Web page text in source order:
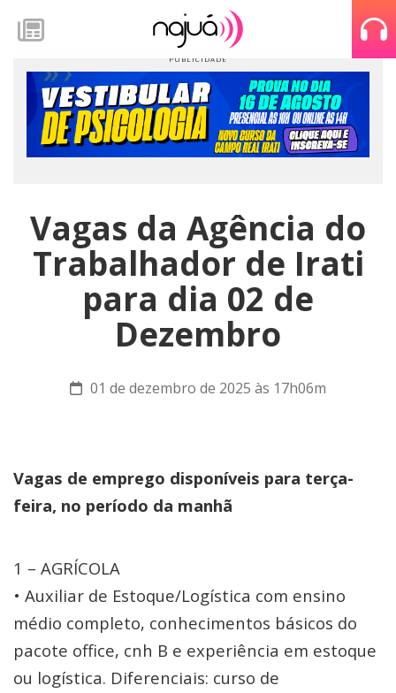
Vagas da Agência do
Trabalhador de Irati
para dia 02 de
Dezembro
01 de dezembro de 2025 às 17h06m
Vagas de emprego disponíveis para terça-
feira, no período da manhã
1 – AGRÍCOLA
• Auxiliar de Estoque/Logística com ensino
médio completo, conhecimentos básicos do
pacote office, cnh B e experiência em estoque
ou logística. Diferenciais: curso de